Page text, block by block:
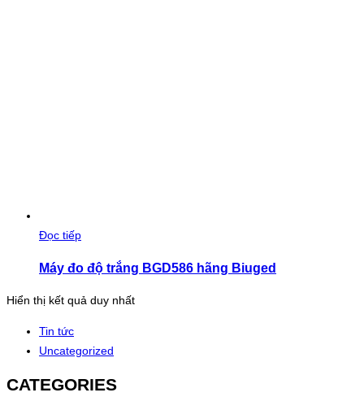
Đọc tiếp
Máy đo độ trắng BGD586 hãng Biuged
Hiển thị kết quả duy nhất
Tin tức
Uncategorized
CATEGORIES